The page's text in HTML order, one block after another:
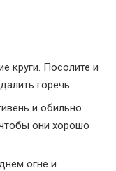
круги. Посолите и
горечь.
и обильно
они хорошо
огне и